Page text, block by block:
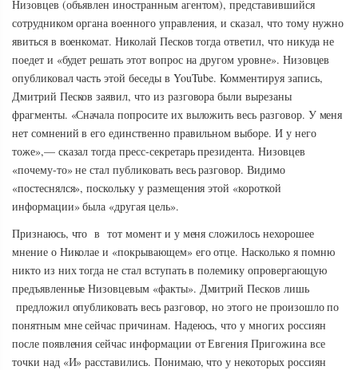
Низовцев (объявлен иностранным агентом), представившийся
сотрудником органа военного управления, и сказал, что тому нужно
явиться в военкомат. Николай Песков тогда ответил, что никуда не
поедет и «будет решать этот вопрос на другом уровне». Низовцев
опубликовал часть этой беседы в YouTube. Комментируя запись,
Дмитрий Песков заявил, что из разговора были вырезаны
фрагменты. «Сначала попросите их выложить весь разговор. У меня
нет сомнений в его единственно правильном выборе. И у него
тоже»,— сказал тогда пресс-секретарь президента. Низовцев
«почему-то» не стал публиковать весь разговор. Видимо
«постеснялся», поскольку у размещения этой «короткой
информации» была «другая цель».
Признаюсь, что в тот момент и у меня сложилось нехорошее
мнение о Николае и «покрывающем» его отце. Насколько я помню
никто из них тогда не стал вступать в полемику опровергающую
предъявленные Низовцевым «факты». Дмитрий Песков лишь
предложил опубликовать весь разговор, но этого не произошло по
понятным мне сейчас причинам. Надеюсь, что у многих россиян
после появления сейчас информации от Евгения Пригожина все
точки над «И» расставились. Понимаю, что у некоторых россиян